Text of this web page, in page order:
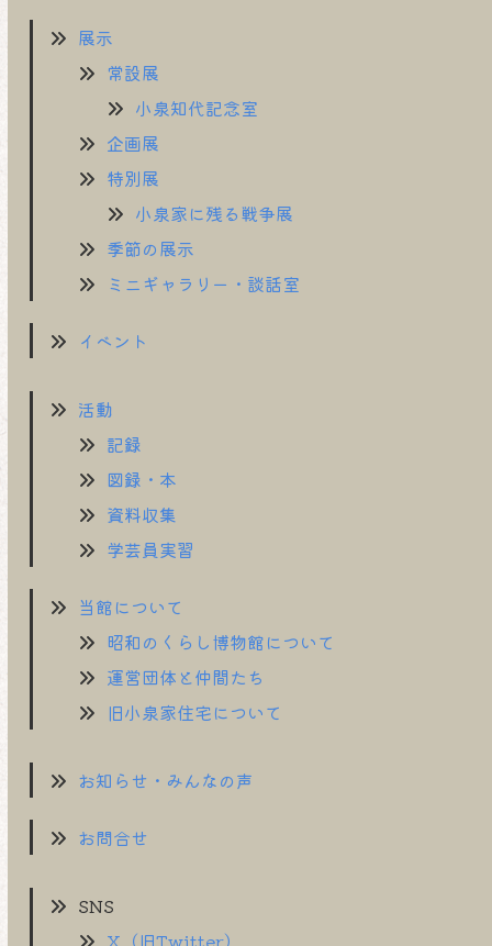
展示
常設展
小泉知代記念室
企画展
特別展
小泉家に残る戦争展
季節の展示
ミニギャラリー・談話室
イベント
活動
記録
図録・本
資料収集
学芸員実習
当館について
昭和のくらし博物館について
運営団体と仲間たち
旧小泉家住宅について
お知らせ・みんなの声
お問合せ
SNS
X（旧Twitter）